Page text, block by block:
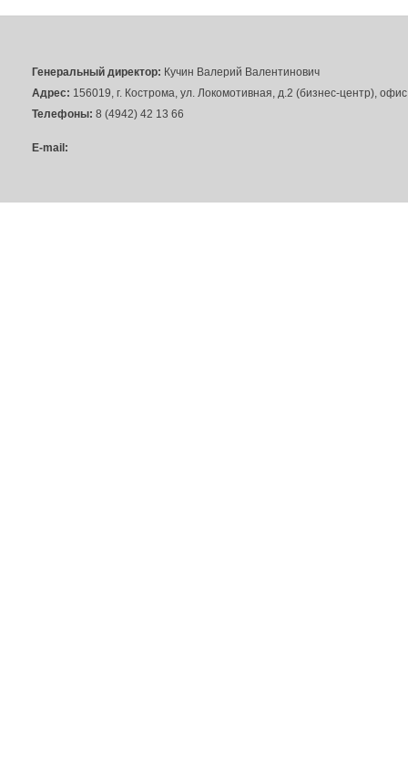
Генеральный директор: Кучин Валерий Валентинович
Адрес: 156019, г. Кострома, ул. Локомотивная, д.2 (бизнес-центр),
Телефоны: 8 (4942) 42 13 66
E-mail: